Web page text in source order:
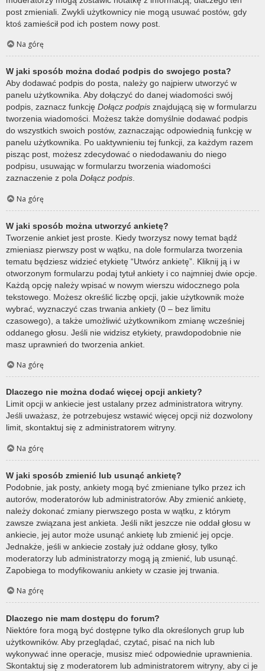
post zmieniali. Zwykli użytkownicy nie mogą usuwać postów, gdy
ktoś zamieścił pod ich postem nowy post.
Na górę
W jaki sposób można dodać podpis do swojego posta?
Aby dodawać podpis do posta, należy go najpierw utworzyć w
panelu użytkownika. Aby dołączyć do danej wiadomości swój
podpis, zaznacz funkcję Dołącz podpis znajdującą się w formularzu
tworzenia wiadomości. Możesz także domyślnie dodawać podpis
do wszystkich swoich postów, zaznaczając odpowiednią funkcję w
panelu użytkownika. Po uaktywnieniu tej funkcji, za każdym razem
pisząc post, możesz zdecydować o niedodawaniu do niego
podpisu, usuwając w formularzu tworzenia wiadomości
zaznaczenie z pola Dołącz podpis.
Na górę
W jaki sposób można utworzyć ankietę?
Tworzenie ankiet jest proste. Kiedy tworzysz nowy temat bądź
zmieniasz pierwszy post w wątku, na dole formularza tworzenia
tematu będziesz widzieć etykietę “Utwórz ankietę”. Kliknij ją i w
otworzonym formularzu podaj tytuł ankiety i co najmniej dwie opcje.
Każdą opcję należy wpisać w nowym wierszu widocznego pola
tekstowego. Możesz określić liczbę opcji, jakie użytkownik może
wybrać, wyznaczyć czas trwania ankiety (0 – bez limitu
czasowego), a także umożliwić użytkownikom zmianę wcześniej
oddanego głosu. Jeśli nie widzisz etykiety, prawdopodobnie nie
masz uprawnień do tworzenia ankiet.
Na górę
Dlaczego nie można dodać więcej opcji ankiety?
Limit opcji w ankiecie jest ustalany przez administratora witryny.
Jeśli uważasz, że potrzebujesz wstawić więcej opcji niż dozwolony
limit, skontaktuj się z administratorem witryny.
Na górę
W jaki sposób zmienić lub usunąć ankietę?
Podobnie, jak posty, ankiety mogą być zmieniane tylko przez ich
autorów, moderatorów lub administratorów. Aby zmienić ankietę,
należy dokonać zmiany pierwszego posta w wątku, z którym
zawsze związana jest ankieta. Jeśli nikt jeszcze nie oddał głosu w
ankiecie, jej autor może usunąć ankietę lub zmienić jej opcje.
Jednakże, jeśli w ankiecie zostały już oddane głosy, tylko
moderatorzy lub administratorzy mogą ją zmienić, lub usunąć.
Zapobiega to modyfikowaniu ankiety w czasie jej trwania.
Na górę
Dlaczego nie mam dostępu do forum?
Niektóre fora mogą być dostępne tylko dla określonych grup lub
użytkowników. Aby przeglądać, czytać, pisać na nich lub
wykonywać inne operacje, musisz mieć odpowiednie uprawnienia.
Skontaktuj się z moderatorem lub administratorem witryny, aby ci je